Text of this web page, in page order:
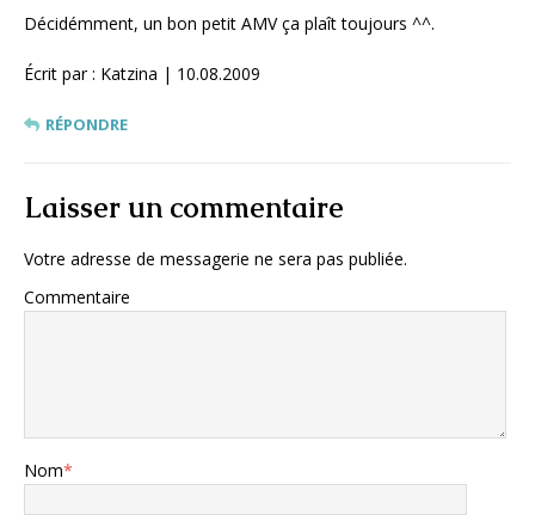
Décidémment, un bon petit AMV ça plaît toujours ^^.
Écrit par : Katzina | 10.08.2009
RÉPONDRE
Laisser un commentaire
Votre adresse de messagerie ne sera pas publiée.
Commentaire
Nom*